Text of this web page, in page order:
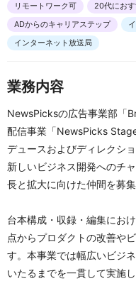
リモートワーク可
20代にお
ADからのキャリアステップ
インターネット放送局
業務内容
NewsPicksの広告事業部「
配信事業「NewsPicks
デュースおよびディレクシ
新しいビジネス開発へのチ
長と拡大に向けた仲間を募集
台本構成・収録・編集にお
点からプロダクトの改善や
す。本事業では幅広いビジ
いたるまでを一貫して実施し